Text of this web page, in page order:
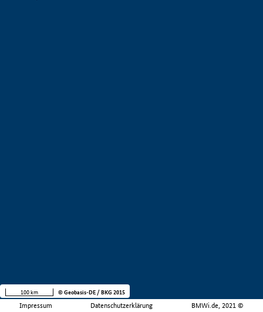
Impressum Datenschutzerklärung BMWi.de, 2021 ©
100 km © Geobasis-DE / BKG 2015